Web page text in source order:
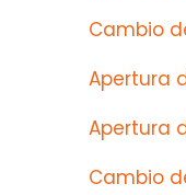
Cambio
Apertura
Apertura
Cambio